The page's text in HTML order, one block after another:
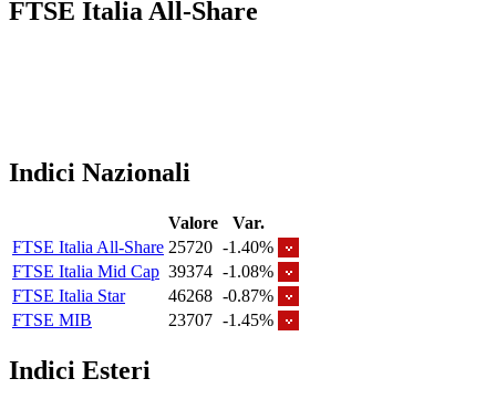
FTSE Italia All-Share
Indici Nazionali
Valore
Var.
FTSE Italia All-Share 25720 -1.40%
FTSE Italia Mid Cap 39374 -1.08%
FTSE Italia Star
46268 -0.87%
FTSE MIB
23707 -1.45%
Indici Esteri